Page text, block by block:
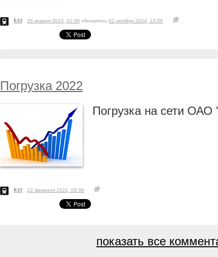
kst 26 января 2023, 01:00 обновлено 02 октября 2024, 10:56
Погрузка 2022
Погрузка на сети
kst 22 февраля 2022, 09:38
показать все